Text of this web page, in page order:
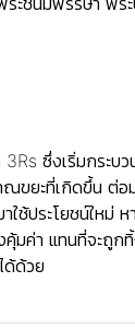
ซึ่งเริ่มกร
ขยะที่เกิดขึ้น ต่
ช้ประโยชน์ให
คุ้มค่า แทนที่จะ
ด้ด้วย